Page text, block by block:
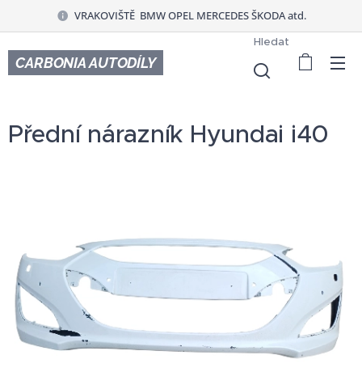
VRAKOVIŠTĚ BMW OPEL MERCEDES ŠKODA atd.
CARBONIA AUTODÍLY
Hledat
Přední nárazník Hyundai i40